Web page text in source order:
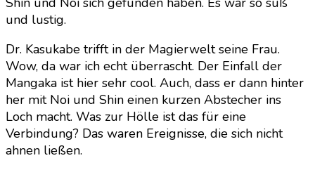
und lustig.
Dr. Kasukabe trifft in der Magierwelt seine Frau.
Wow, da war ich echt überrascht. Der Einfall der
Mangaka ist hier sehr cool. Auch, dass er dann hinter
her mit Noi und Shin einen kurzen Abstecher ins
Loch macht. Was zur Hölle ist das für eine
Verbindung? Das waren Ereignisse, die sich nicht
ahnen ließen.